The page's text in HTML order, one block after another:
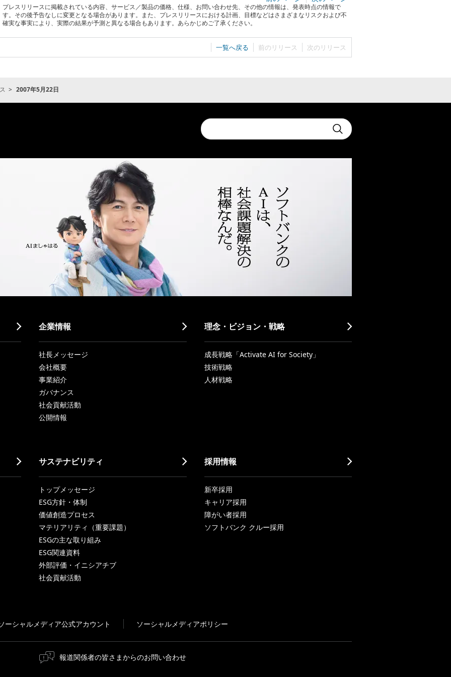
プレスリリースに掲載されている内容、サービス／製品の価格、仕様、お問い合わせ先、その他の情報は、発表時点の情報で
す。その後予告なしに変更となる場合があります。また、プレスリリースにおける計画、目標などはさまざまなリスクおよび不
確実な事実により、実際の結果が予測と異なる場合もあります。あらかじめご了承ください。
一覧へ戻る 前のリリース 次のリリース
2007年5月22日
Conduct
a
search
Submit
企業情報
社長メッセージ
会社概要
事業紹介
ガバナンス
社会貢献活動
公開情報
理念・ビジョン・戦略
成長戦略「Activate AI for Society」
技術戦略
人材戦略
サステナビリティ
トップメッセージ
ESG方針・体制
価値創造プロセス
マテリアリティ（重要課題）
ESGの主な取り組み
ESG関連資料
外部評価・イニシアチブ
社会貢献活動
採用情報
新卒採用
キャリア採用
障がい者採用
ソフトバンク クルー採用
ーシャルメディア公式アカウント ソーシャルメディアポリシー
報道関係者の皆さまからのお問い合わせ